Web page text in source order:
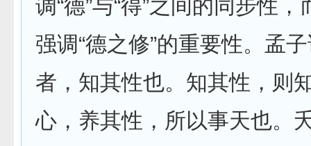
调“德”与“得”之间的同步性
强调“德之修”的重要性。孟
者，知其性也。知其性，则
心，养其性，所以事天也。